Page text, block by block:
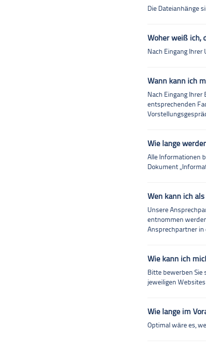
Die Dateianhänge
Woher weiß ich,
Nach Eingang
Wann kann ich
Nach Eingang
entsprechenden
Wie lange
Alle Informationen
Dokument
Wen kann ich
Unsere
entnommen
Ansprechpartner in
Wie kann ich
Bitte bewerben Sie
jeweiligen
Wie lange im
Optimal wäre es,